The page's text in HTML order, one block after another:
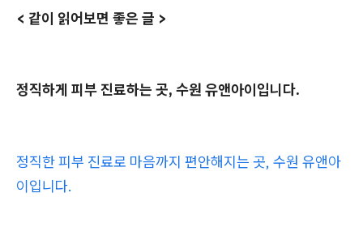
< 같이 읽어보면 좋은 글 >
정직하게 피부 진료하는 곳, 수원 유앤아이입니다.
정직한 피부 진료로 마음까지 편안해지는 곳, 수원 유앤아
이입니다.